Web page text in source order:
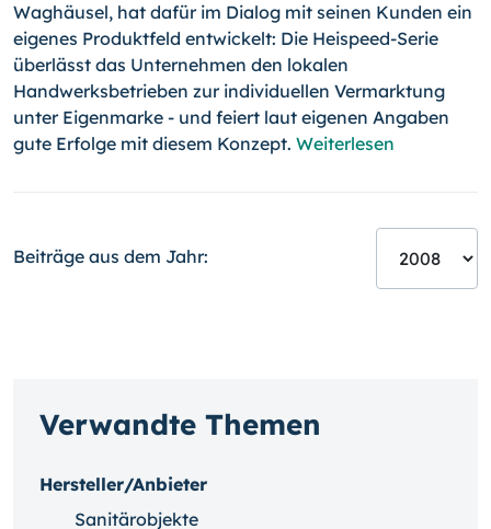
Waghäusel, hat dafür im Dialog mit seinen Kunden ein
eigenes Produktfeld entwickelt: Die Heispeed-Serie
überlässt das Unternehmen den lokalen
Handwerksbetrieben zur individuellen Vermarktung
unter Eigenmarke - und feiert laut eigenen Angaben
gute Erfolge mit diesem Konzept. Weiterlesen
Beiträge aus dem Jahr:
Verwandte Themen
Hersteller/Anbieter
Sanitärobjekte